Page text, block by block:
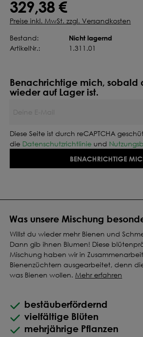
Was unsere Mischung
Willst du wieder mehr Bienen und
Dann gib ihnen Blumen! Diese
Mischung haben wir in
Bienenzüchtern ausgearbeitet, denn
was Bienen wollen. Mehr erfahren
bestäuberfördernd
vielfältige Blüten
mehrjährige Pflanzen
329,38 €
Preise inkl. MwSt. zzgl. Versandkosten
Bestand:
Nicht lagernd
ArtikelNr.: 1.311.01
Benachrichtige mich, sobald
wieder auf Lager ist.
Diese Seite ist durch reCAPTCHA
die Datenschutzrichtlinie und
BENACHRICHTIGE